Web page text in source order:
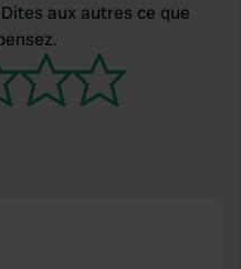
aux autres ce que